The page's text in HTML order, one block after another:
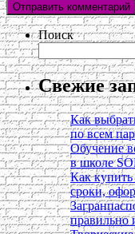
Поиск
Свежие
Как
по всем
Обучение
в школе
Как
сроки,
правильно